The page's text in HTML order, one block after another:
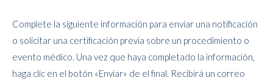
Complete la siguiente información para enviar una notificación
o solicitar una certificación previa sobre un procedimiento o
evento médico. Una vez que haya completado la información,
haga clic en el botón «Enviar» de el final. Recibirá un correo